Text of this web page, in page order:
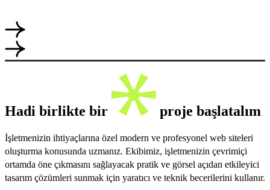
Hadi birlikte bir proje başlatalım
İşletmenizin ihtiyaçlarına özel modern ve profesyonel web siteleri
oluşturma konusunda uzmanız. Ekibimiz, işletmenizin çevrimiçi
ortamda öne çıkmasını sağlayacak pratik ve görsel açıdan etkileyici
tasarım çözümleri sunmak için yaratıcı ve teknik becerilerini kullanır.